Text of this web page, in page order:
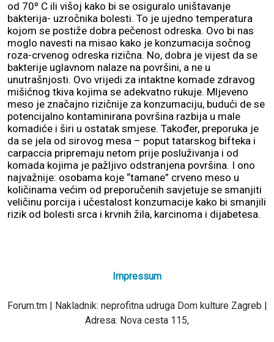
od 70º C ili višoj kako bi se osiguralo uništavanje
bakterija- uzročnika bolesti. To je ujedno temperatura
kojom se postiže dobra pečenost odreska. Ovo bi nas
moglo navesti na misao kako je konzumacija sočnog
roza-crvenog odreska rizična. No, dobra je vijest da se
bakterije uglavnom nalaze na površini, a ne u
unutrašnjosti. Ovo vrijedi za intaktne komade zdravog
mišićnog tkiva kojima se adekvatno rukuje. Mljeveno
meso je značajno rizičnije za konzumaciju, budući de se
potencijalno kontaminirana površina razbija u male
komadiće i širi u ostatak smjese. Također, preporuka je
da se jela od sirovog mesa – poput tatarskog bifteka i
carpaccia pripremaju netom prije posluživanja i od
komada kojima je pažljivo odstranjena površina. I ono
najvažnije: osobama koje “tamane” crveno meso u
količinama većim od preporučenih savjetuje se smanjiti
veličinu porcija i učestalost konzumacije kako bi smanjili
rizik od bolesti srca i krvnih žila, karcinoma i dijabetesa.
Impressum
Forum.tm | Nakladnik: neprofitna udruga Dom kulture Zagreb |
Adresa: Nova cesta 115,